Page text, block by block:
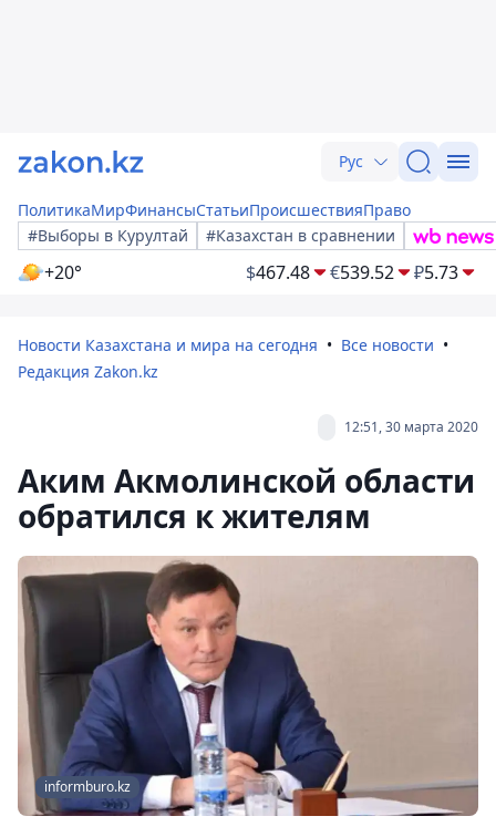
Рус
ПолитикаМирФинансыСтатьиПроисшествияПраво
#Выборы в Курултай
#Казахстан в сравнении
+20° $467.48 €539.52 ₽5.73
Новости Казахстана и мира на сегодня
Все новости
Редакция Zakon.kz
12:51, 30 марта 2020
Аким Акмолинской области
обратился к жителям
informburo.kz